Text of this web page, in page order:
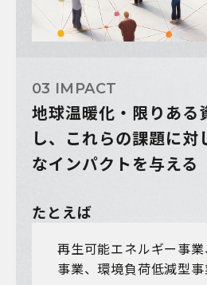
03 IMPACT
地球温暖化・限りある
し、 これらの課題に対
なインパクトを与える
たとえば
再生可能エネルギー事
事業、環境負荷低減型